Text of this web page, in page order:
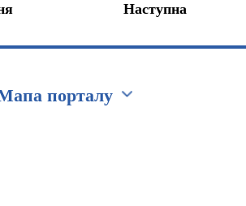
Наступна
порталу